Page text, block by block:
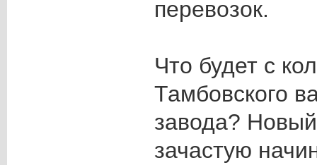
перевозок.
Что будет с
Тамбовского
завода?
зачастую